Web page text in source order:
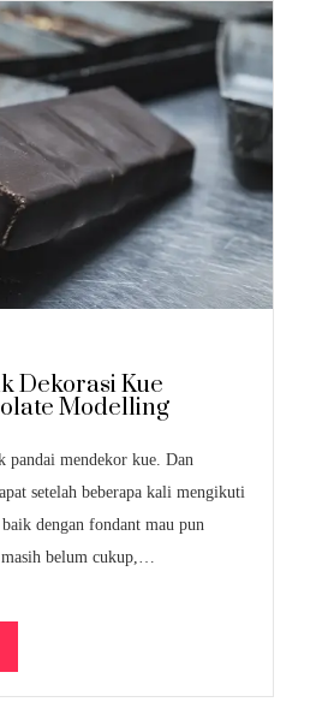
Dekorasi Kue
Modelling
pandai mendekor kue. Dan
setelah beberapa kali mengikuti
dengan fondant mau pun
belum cukup,…